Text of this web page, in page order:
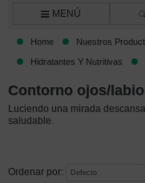
MENÚ
Home Nuestros
Hidratantes Y Nutritivas
Contorno ojos/
Luciendo una mirada
saludable.
Ordenar por: